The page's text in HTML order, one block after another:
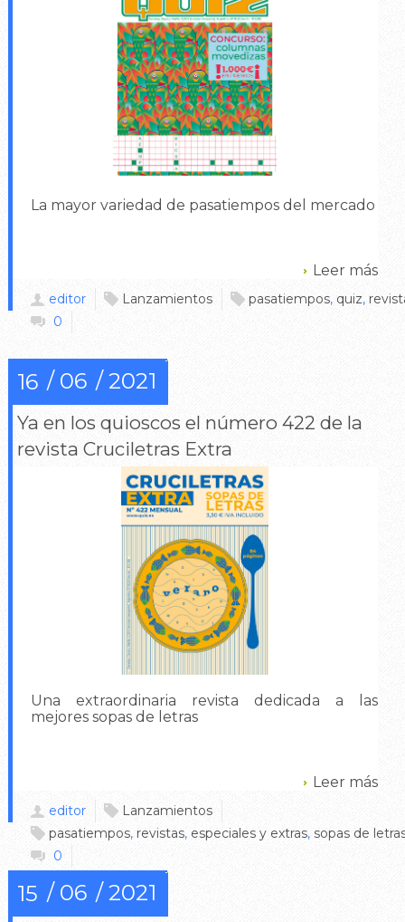
La mayor variedad de pasatiempos del mercado
Leer más
editor Lanzamientos pasatiempos, quiz,
0
16 06 2021
Ya en los quioscos el número 422 de la
revista Cruciletras Extra
Una extraordinaria revista dedicada a las
mejores sopas de letras
Leer más
editor
Lanzamientos
pasatiempos, revistas, especiales y extras, sopas de
0
15 06 2021